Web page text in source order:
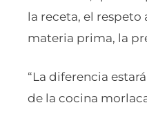
la receta, el respeto
materia prima, la
“La diferencia
de la cocina